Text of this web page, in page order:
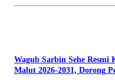
Wagub Sarbin Sehe
Malut 2026-2031, Dorong